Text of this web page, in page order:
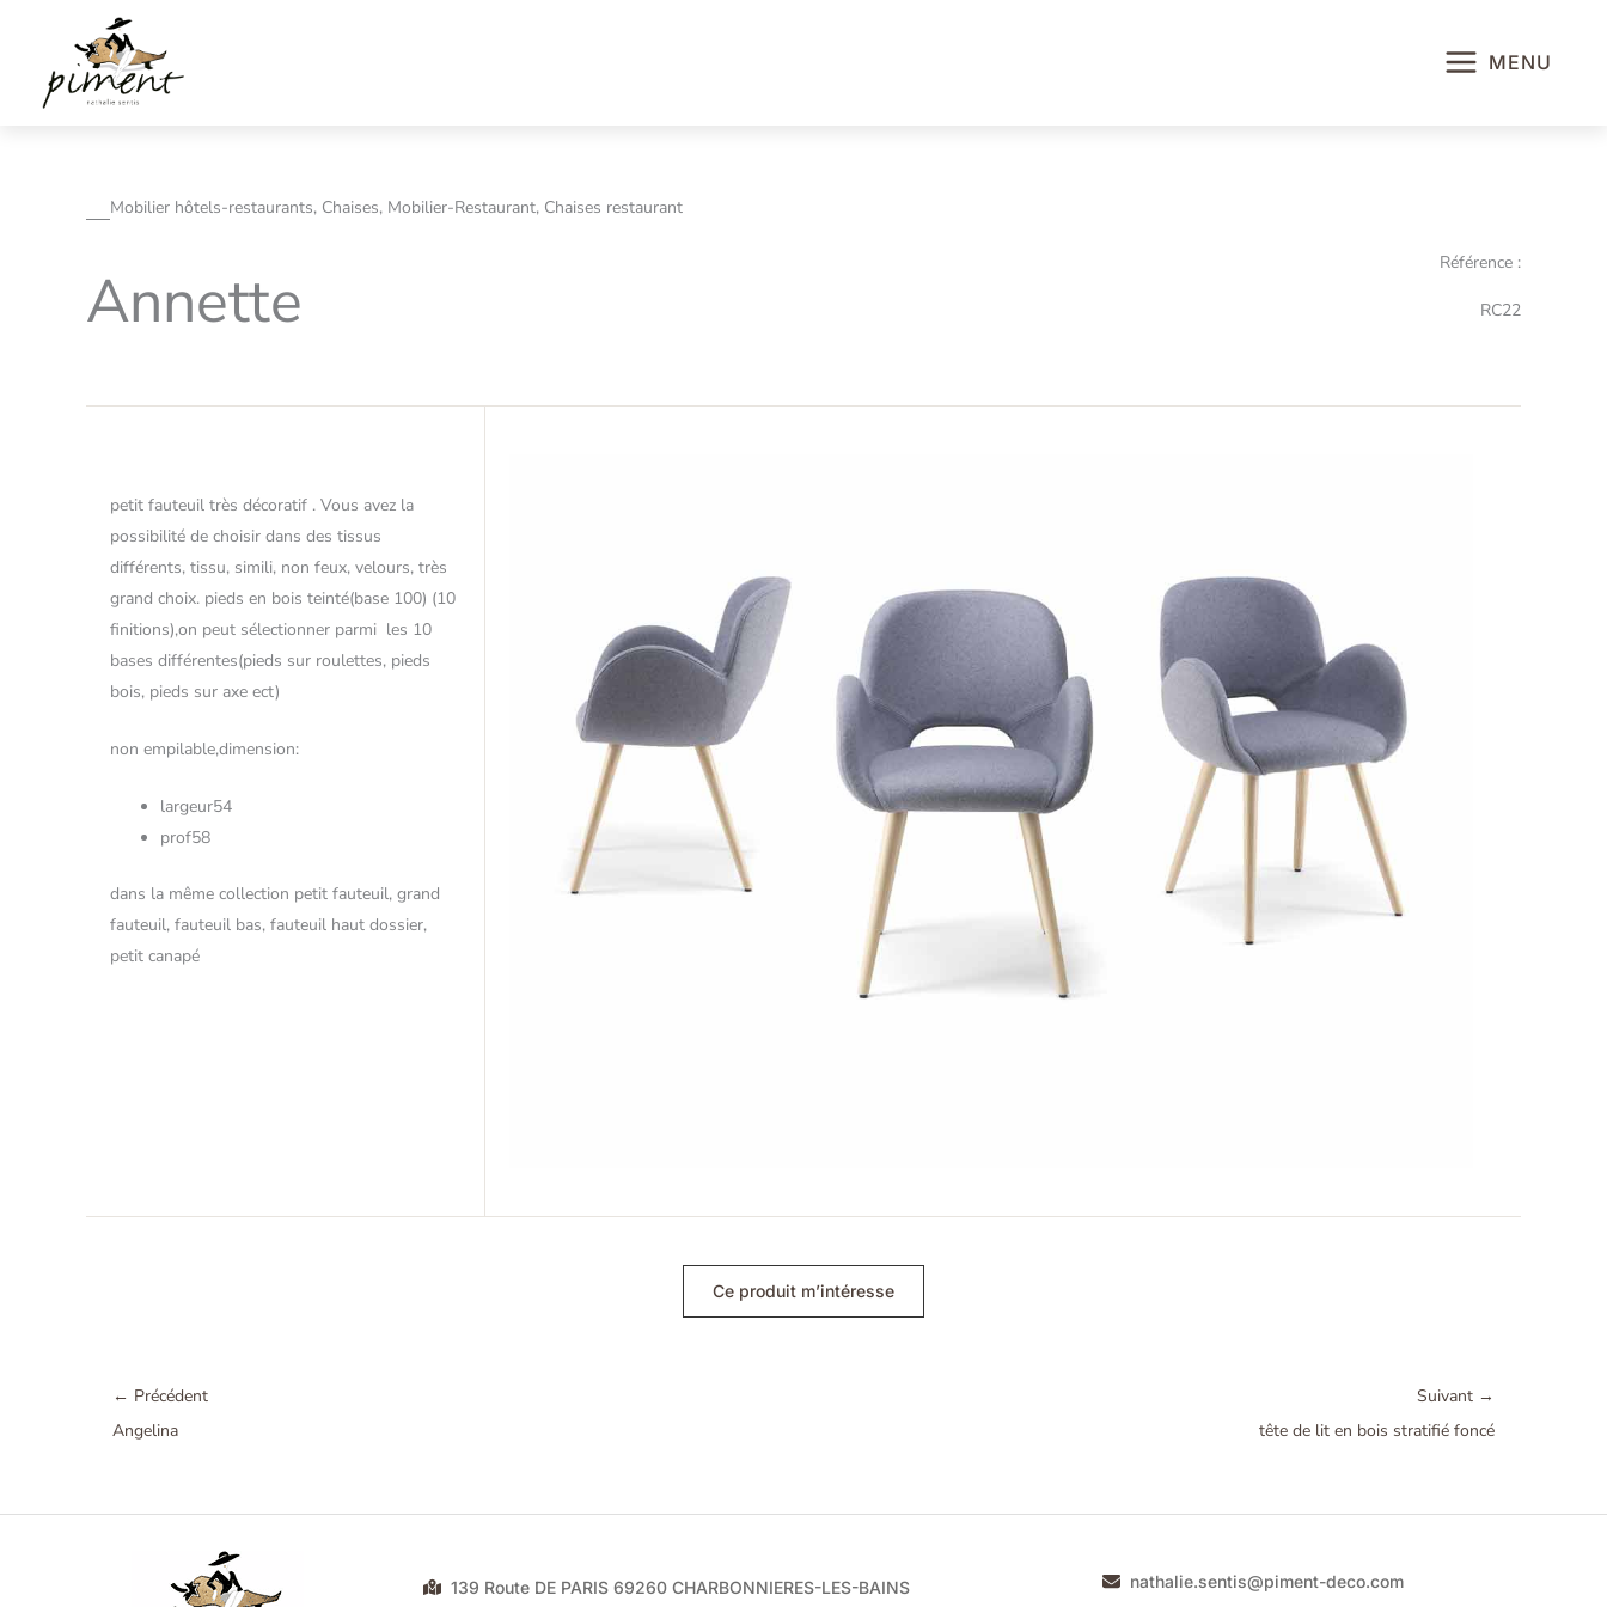
contenu
MENU
Mobilier hôtels-restaurants, Chaises, Mobilier-Restaurant, Chaises restaurant
Annette Référence :
RC22
petit fauteuil très décoratif . Vous avez la
possibilité de choisir dans des tissus
différents, tissu, simili, non feux, velours, très
grand choix. pieds en bois teinté(base 100) (10
finitions),on peut sélectionner parmi les 10
bases différentes(pieds sur roulettes, pieds
bois, pieds sur axe ect)
non empilable,dimension:
largeur54
prof58
dans la même collection petit fauteuil, grand
fauteuil, fauteuil bas, fauteuil haut dossier,
petit canapé
Ce produit m’intéresse
← Précédent
Angelina
Suivant →
tête de lit en bois stratifié foncé
139 Route DE PARIS 69260 CHARBONNIERES-LES-BAINS nathalie.sentis@piment-deco.com